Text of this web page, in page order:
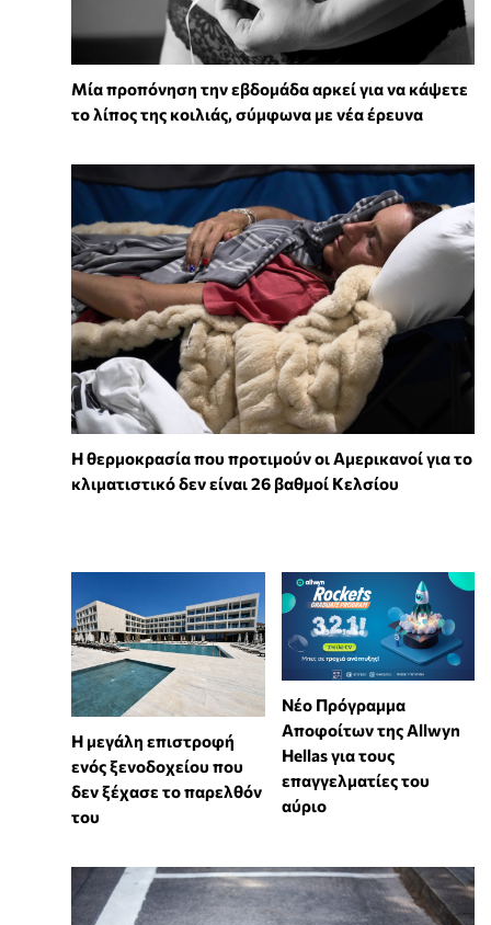
Μία προπόνηση την εβδομάδα αρκεί για να κάψετε
το λίπος της κοιλιάς, σύμφωνα με νέα έρευνα
Η θερμοκρασία που προτιμούν οι Αμερικανοί για το
κλιματιστικό δεν είναι 26 βαθμοί Κελσίου
Η μεγάλη επιστροφή
ενός ξενοδοχείου που
δεν ξέχασε το παρελθόν
του
Νέο Πρόγραμμα
Αποφοίτων της Allwyn
Hellas για τους
επαγγελματίες του
αύριο